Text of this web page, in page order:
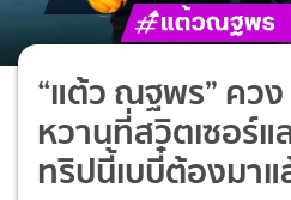
“แต้ว ณฐพร” คว
หวานที่สวิตเซอร์
ทริปนี้เบบี๋ต้องมาแ